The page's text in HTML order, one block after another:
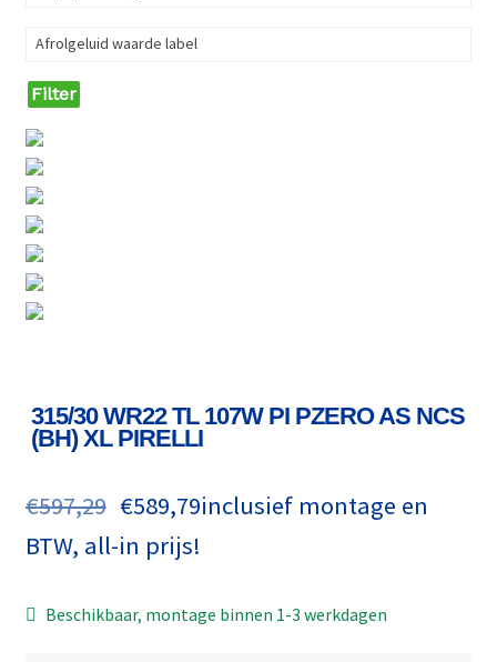
315/30 WR22 TL 107W PI PZERO AS NCS
(BH) XL PIRELLI
€597,29 €589,79inclusief montage en
BTW, all-in prijs!
Beschikbaar, montage binnen 1-3 werkdagen
Afrolgeluid waarde label
Filter